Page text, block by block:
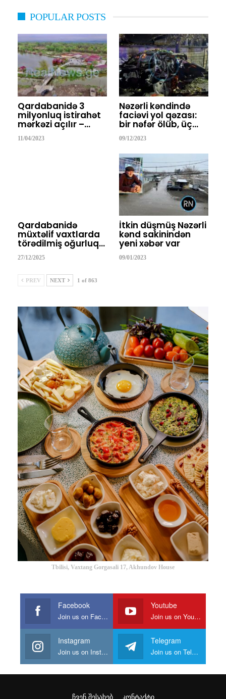
POPULAR POSTS
Qardabanidə 3
milyonluq istirahət
mərkəzi açılır –…
11/04/2023
Nəzərli kəndində
faciəvi yol qəzası:
bir nəfər ölüb, üç…
09/12/2023
Qardabanidə
müxtəlif vaxtlarda
törədilmiş oğurluq…
27/12/2025
İtkin düşmüş Nəzərli
kənd sakinindən
yeni xəbər var
09/01/2023
PREV NEXT 1 of 863
Tbilisi, Vaxtang Gorgasali 17, Akhundov House
Facebook
Join us on Facebook
Youtube
Join us on Youtube
Instagram
Join us on Instagram
Telegram
Join us on Telegram
ᲩᲕᲔᲜ ᲨᲔᲡᲐᲮᲔᲑ ᲙᲝᲜᲢᲐᲥᲢᲘ